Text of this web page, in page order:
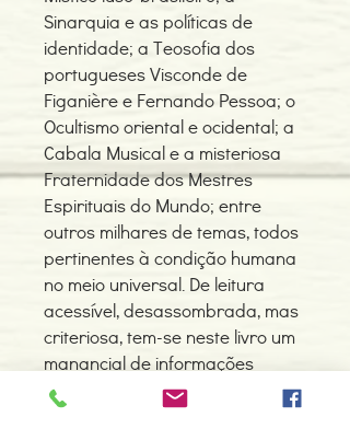
Sinarquia e as políticas de
identidade; a Teosofia dos
portugueses Visconde de
Figanière e Fernando Pessoa; o
Ocultismo oriental e ocidental; a
Cabala Musical e a misteriosa
Fraternidade dos Mestres
Espirituais do Mundo; entre
outros milhares de temas, todos
pertinentes à condição humana
no meio universal. De leitura
acessível, desassombrada, mas
criteriosa, tem-se neste livro um
manancial de informações
inéditas destinadas ao público
geral, impelindo-o a uma visão